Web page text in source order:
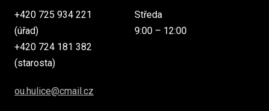
+420 725 934 221
(úřad)
+420 724 181 382
(starosta)
ou.hulice@cmail.cz
Středa
9:00 – 12:00